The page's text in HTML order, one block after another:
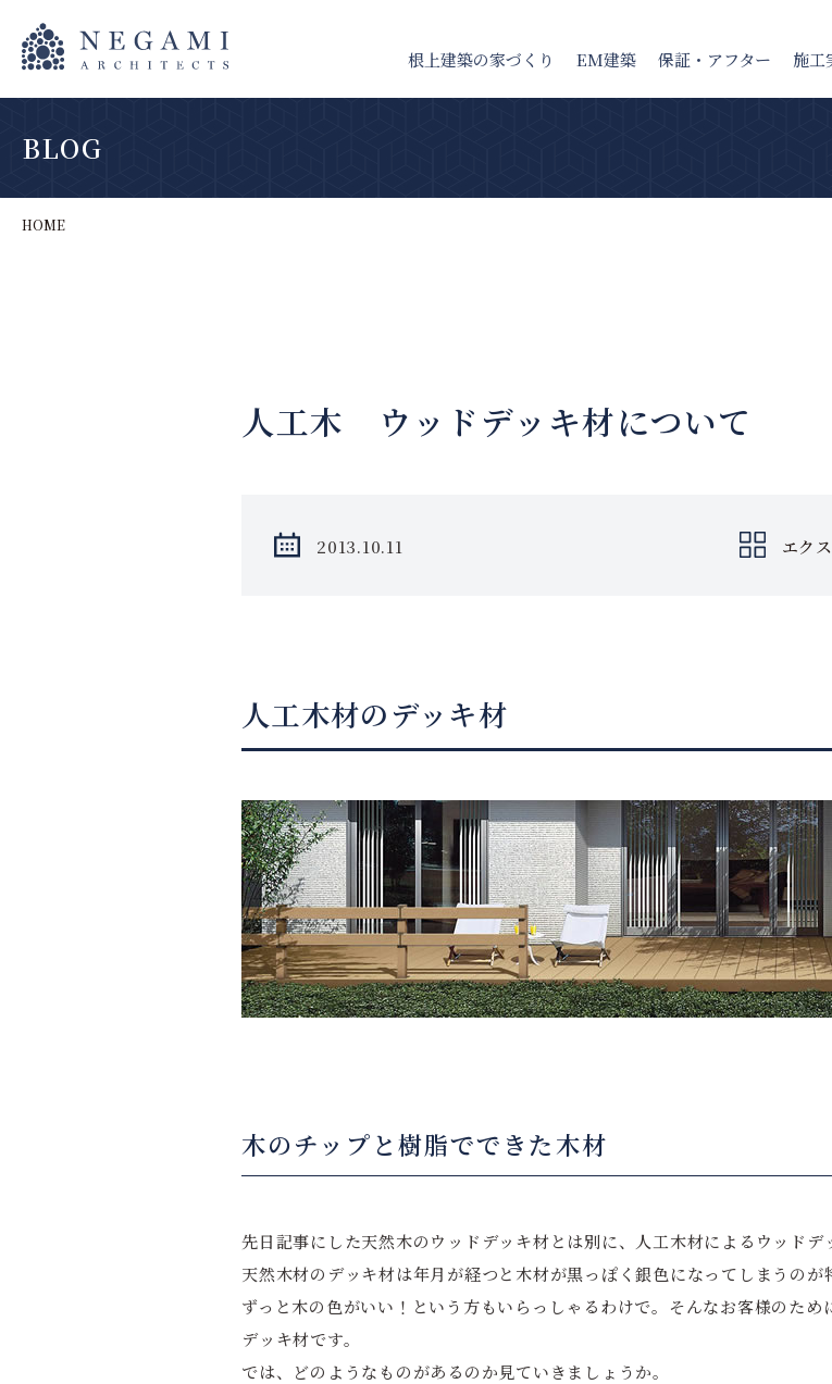
根上建築の家づくり EM建築 保証・アフター 施工
BLOG
HOME
人工木 ウッドデッキ材について
2013.10.11 エク
人工木材のデッキ材
木のチップと樹脂でできた木材
先日記事にした天然木のウッドデッキ材とは別に、人工木材によるウッドデ
天然木材のデッキ材は年月が経つと木材が黒っぽく銀色になってしまうの
ずっと木の色がいい！という方もいらっしゃるわけで。そんなお客様のた
デッキ材です。
では、どのようなものがあるのか見ていきましょうか。